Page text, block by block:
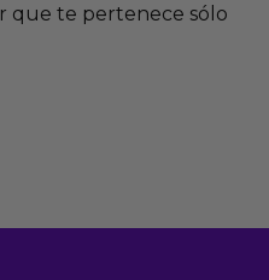
que te pertenece sólo